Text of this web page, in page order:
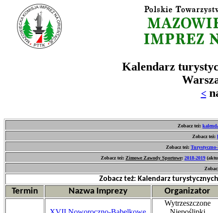
Kalendarz
<
Zobacz też:
Zobacz też:
Zobacz też:
Zobacz też: Zimowe Zawody Sportowe: 2018-2019
Zobacz też: Kalendarz
Termin Nazwa Imprezy Organizator
Wytrzeszczone